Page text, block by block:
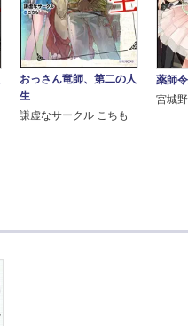
おっさん竜師、第二の人
生
謙虚なサークル こちも
薬師
宮城